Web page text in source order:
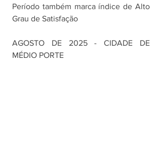
Período também marca índice de Alto
Grau de Satisfação
AGOSTO DE 2025 - CIDADE DE
MÉDIO PORTE